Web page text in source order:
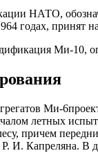
НАТО,
годах, принят
Ми-10,
Ми-
летных
причем
И. Капреляна. В